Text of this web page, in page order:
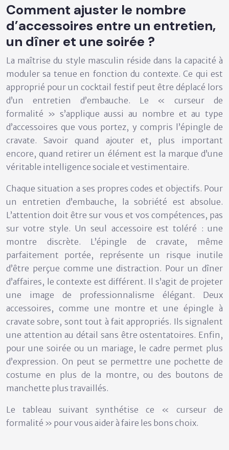
Comment ajuster le nombre
d’accessoires entre un entretien,
un dîner et une soirée ?
La maîtrise du style masculin réside dans la capacité à
moduler sa tenue en fonction du contexte. Ce qui est
approprié pour un cocktail festif peut être déplacé lors
d’un entretien d’embauche. Le « curseur de
formalité » s’applique aussi au nombre et au type
d’accessoires que vous portez, y compris l’épingle de
cravate. Savoir quand ajouter et, plus important
encore, quand retirer un élément est la marque d’une
véritable intelligence sociale et vestimentaire.
Chaque situation a ses propres codes et objectifs. Pour
un entretien d’embauche, la sobriété est absolue.
L’attention doit être sur vous et vos compétences, pas
sur votre style. Un seul accessoire est toléré : une
montre discrète. L’épingle de cravate, même
parfaitement portée, représente un risque inutile
d’être perçue comme une distraction. Pour un dîner
d’affaires, le contexte est différent. Il s’agit de projeter
une image de professionnalisme élégant. Deux
accessoires, comme une montre et une épingle à
cravate sobre, sont tout à fait appropriés. Ils signalent
une attention au détail sans être ostentatoires. Enfin,
pour une soirée ou un mariage, le cadre permet plus
d’expression. On peut se permettre une pochette de
costume en plus de la montre, ou des boutons de
manchette plus travaillés.
Le tableau suivant synthétise ce « curseur de
formalité » pour vous aider à faire les bons choix.